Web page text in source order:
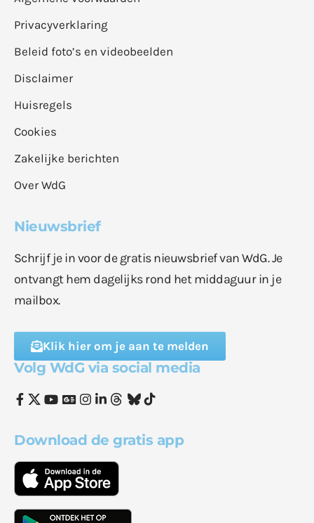
Privacyverklaring
Beleid foto’s en videobeelden
Disclaimer
Huisregels
Cookies
Zakelijke berichten
Over WdG
Nieuwsbrief
Schrijf je in voor de gratis nieuwsbrief van WdG. Je
ontvangt hem dagelijks rond het middaguur in je
mailbox.
Klik hier om je aan te melden
Volg WdG via social media
Download de gratis app